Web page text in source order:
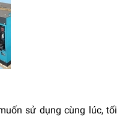
sử dụng cùng lúc, tối